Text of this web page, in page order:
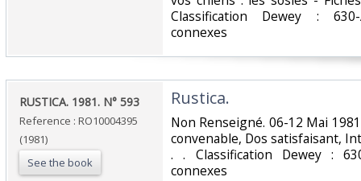
Classification Dewey :
connexes‎
‎RUSTICA. 1981. N° 593‎
Reference : RO10004395
(1981)
See the book
‎Rustica.‎
‎Non Renseigné. 06-12 Mai
convenable, Dos satisfaisant,
. . Classification Dewey :
connexes‎